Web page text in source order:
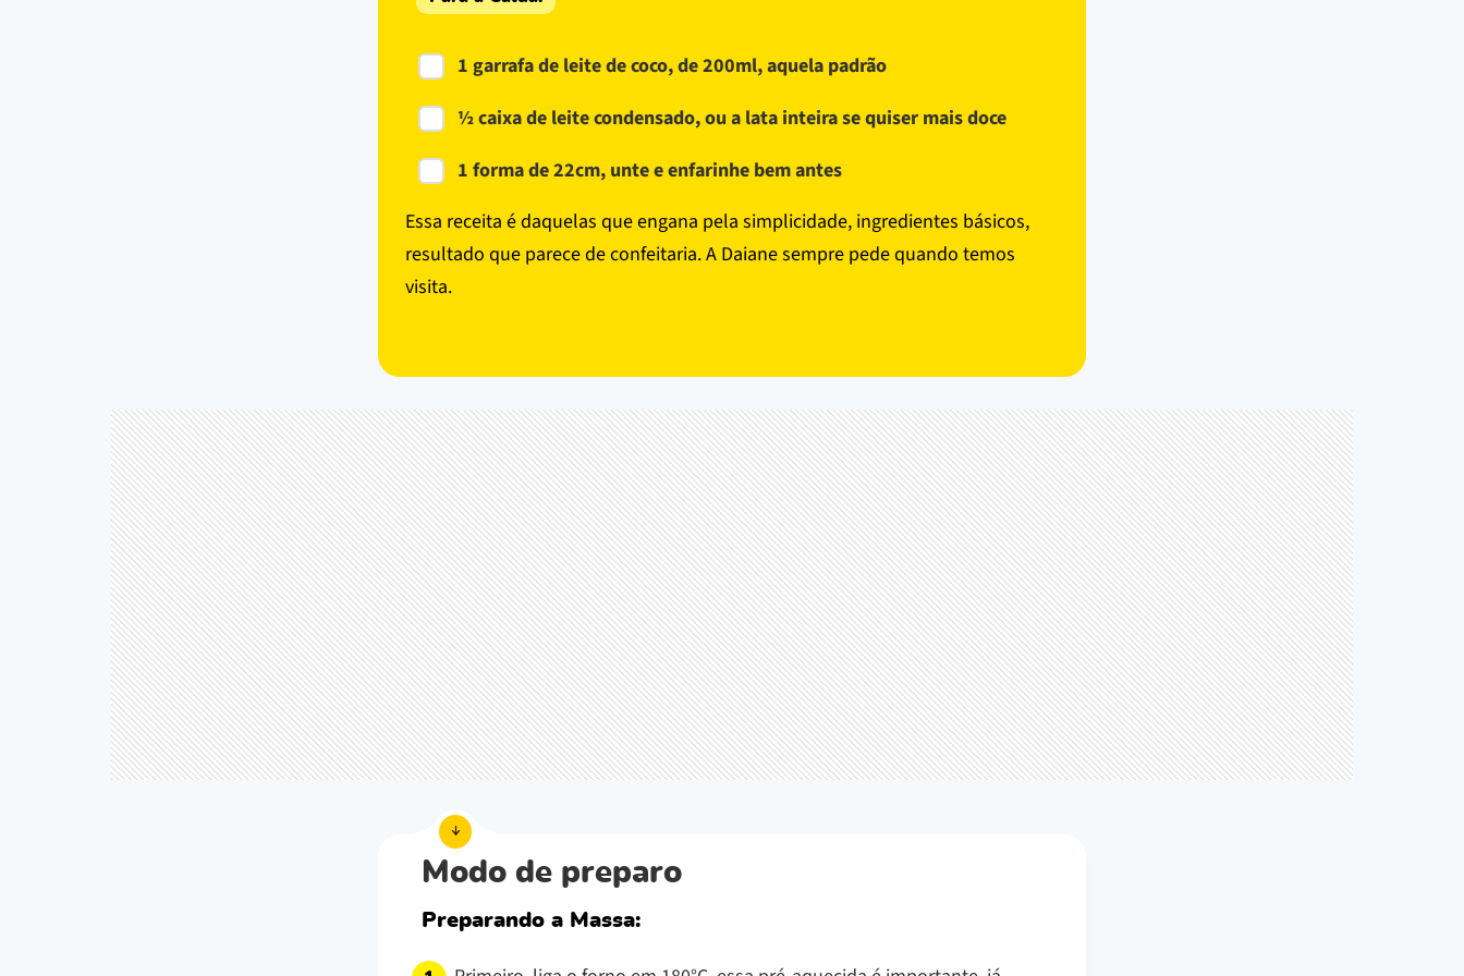
1 garrafa de leite de coco, de 200ml, aquela padrão
½ caixa de leite condensado, ou a lata inteira se quiser mais doce
1 forma de 22cm, unte e enfarinhe bem antes
Essa receita é daquelas que engana pela simplicidade, ingredientes básicos,
resultado que parece de confeitaria. A Daiane sempre pede quando temos
visita.
Modo de preparo
Preparando a Massa: